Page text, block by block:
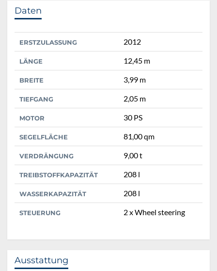
Daten
ERSTZULASSUNG 2012
LÄNGE 12,45 m
BREITE 3,99 m
TIEFGANG 2,05 m
MOTOR 30 PS
SEGELFLÄCHE 81,00 qm
VERDRÄNGUNG 9,00 t
TREIBSTOFFKAPAZITÄT 208 l
WASSERKAPAZITÄT 208 l
STEUERUNG 2 x Wheel steering
Ausstattung